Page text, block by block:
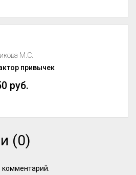
М.С.
привычек
руб.
(0)
комментарий.